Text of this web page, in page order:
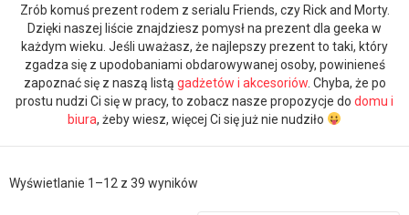
Zrób komuś prezent rodem z serialu Friends, czy Rick and Morty.
Dzięki naszej liście znajdziesz pomysł na prezent dla geeka w
każdym wieku. Jeśli uważasz, że najlepszy prezent to taki, który
zgadza się z upodobaniami obdarowywanej osoby, powinieneś
zapoznać się z naszą listą gadżetów i akcesoriów. Chyba, że po
prostu nudzi Ci się w pracy, to zobacz nasze propozycje do domu i
biura, żeby wiesz, więcej Ci się już nie nudziło
Wyświetlanie 1–12 z 39 wyników